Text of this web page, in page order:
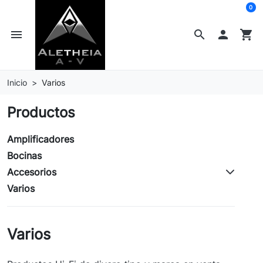
search
menu  shopping_cart
0
Inicio Varios
Productos
Amplificadores
Bocinas
Accesorios
Varios
Varios